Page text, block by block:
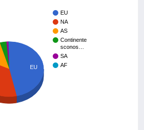
EU
NA
AS
Continente
sconos…
SA
AF
EU